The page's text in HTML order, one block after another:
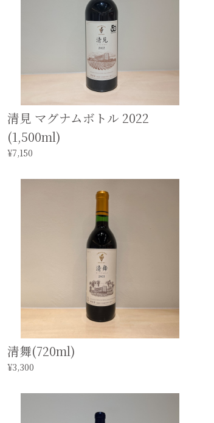
清見 マグナムボトル 2022
(1,500ml)
¥7,150
清舞(720ml)
¥3,300